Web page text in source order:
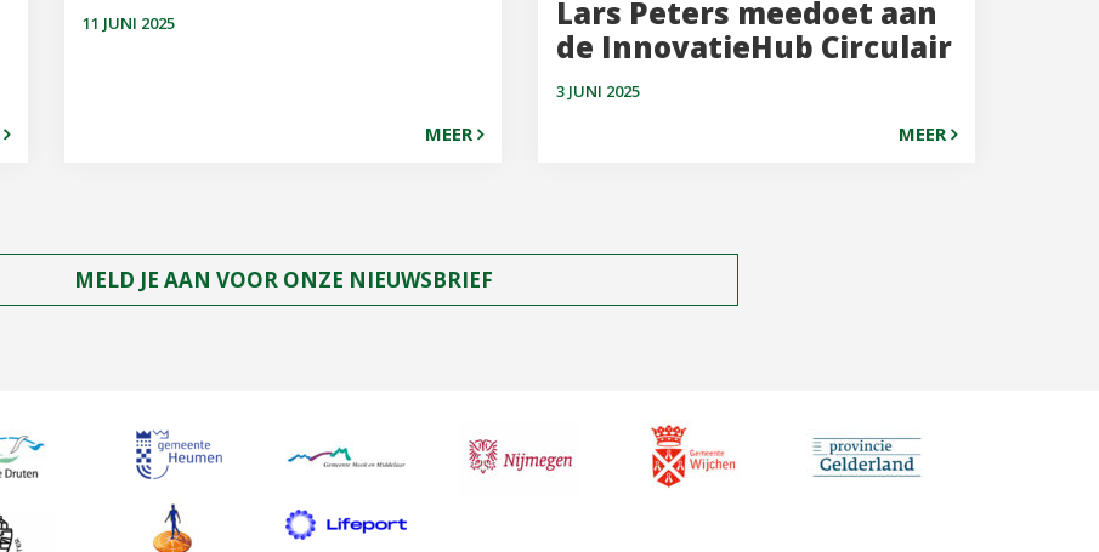
11 JUNI 2025
MEER
Lars Peters meedoet aan
de InnovatieHub Circulair
3 JUNI 2025
MEER
MELD JE AAN VOOR ONZE NIEUWSBRIEF